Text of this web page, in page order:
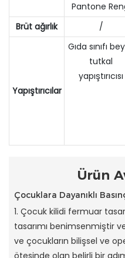
Pantone
Brüt ağırlık /
Yapıştırıcılar
Gıda sınıfı
tutkal
yapıştırıcısı
Ürün
Çocuklara Dayanıklı
1. Çocuk kilidi fermuar
tasarımı benimsenmiştir
ve çocukların bilişsel ve
ötesinde olan belirli bir